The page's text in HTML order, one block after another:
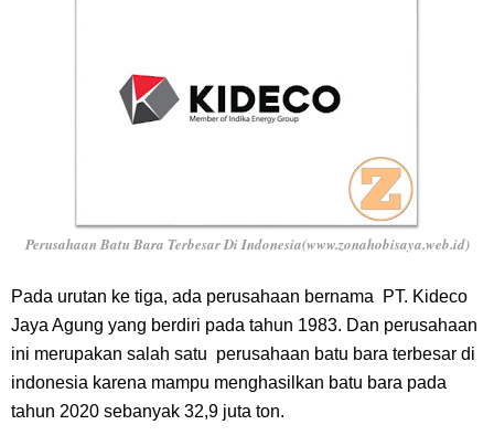
Perusahaan Batu Bara Terbesar Di Indonesia(www.zonahobisaya.web.id)
Pada urutan ke tiga, ada perusahaan bernama PT. Kideco
Jaya Agung yang berdiri pada tahun 1983. Dan perusahaan
ini merupakan salah satu perusahaan batu bara terbesar di
indonesia karena mampu menghasilkan batu bara pada
tahun 2020 sebanyak 32,9 juta ton.